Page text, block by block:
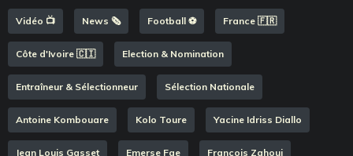
Vidéo 📺 News 🗞️ Football ⚽️ France 🇫🇷
Côte d'Ivoire 🇨🇮 Election & Nomination
Entraîneur & Sélectionneur Sélection Nationale
Antoine Kombouare Kolo Toure Yacine Idriss Diallo
Jean Louis Gasset Emerse Fae Francois Zahoui